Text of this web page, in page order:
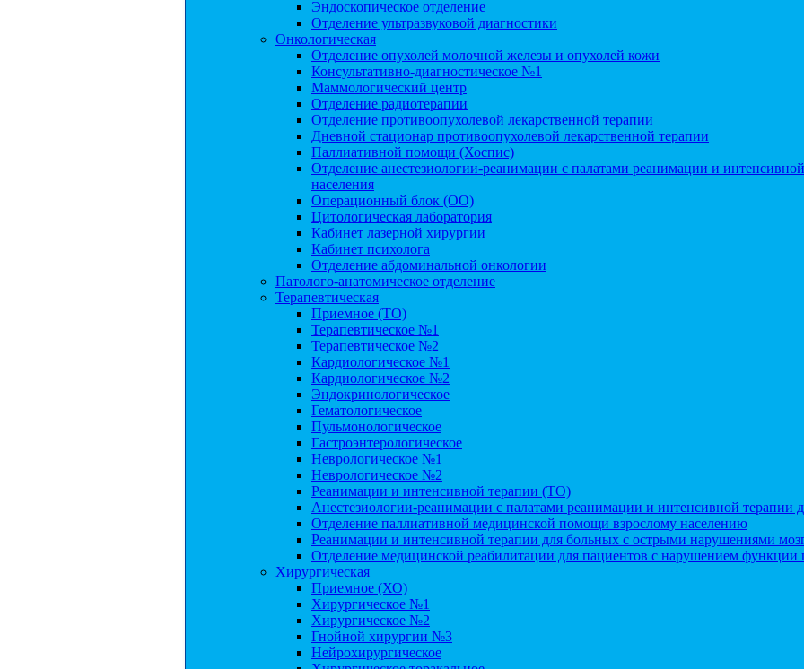
Эндоскопическое отделение
Отделение ультразвуковой диагностики
Онкологическая
Отделение опухолей молочной железы и опухолей кожи
Консультативно-диагностическое №1
Маммологический центр
Отделение радиотерапии
Отделение противоопухолевой лекарственной терапии
Дневной стационар противоопухолевой лекарственной терапии
Паллиативной помощи (Хоспис)
Отделение анестезиологии-реанимации с палатами реанимации и
населения
Операционный блок (ОО)
Цитологическая лаборатория
Кабинет лазерной хирургии
Кабинет психолога
Отделение абдоминальной онкологии
Патолого-анатомическое отделение
Терапевтическая
Приемное (ТО)
Терапевтическое №1
Терапевтическое №2
Кардиологическое №1
Кардиологическое №2
Эндокринологическое
Гематологическое
Пульмонологическое
Гастроэнтерологическое
Неврологическое №1
Неврологическое №2
Реанимации и интенсивной терапии (ТО)
Анестезиологии-реанимации с палатами реанимации и интенсивной терапии
Отделение паллиативной медицинской помощи взрослому населению
Реанимации и интенсивной терапии для больных с острыми нарушениями
Отделение медицинской реабилитации для пациентов с нарушением функции
Хирургическая
Приемное (ХО)
Хирургическое №1
Хирургическое №2
Гнойной хирургии №3
Нейрохирургическое